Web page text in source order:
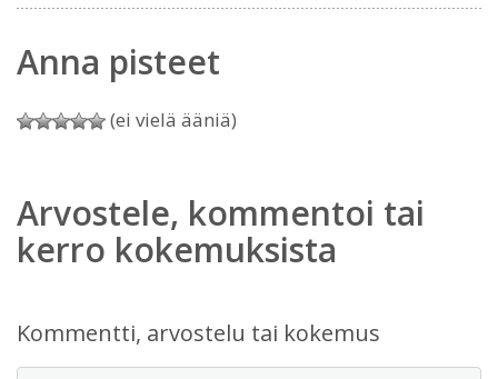
Anna pisteet
(ei vielä ääniä)
Arvostele, kommentoi tai
kerro kokemuksista
Kommentti, arvostelu tai kokemus